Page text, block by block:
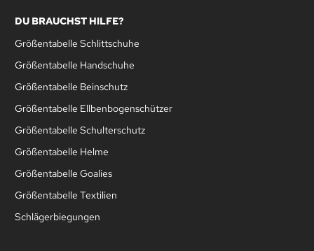
DU BRAUCHST HILFE?
Größentabelle Schlittschuhe
Größentabelle Handschuhe
Größentabelle Beinschutz
Größentabelle Ellbenbogenschützer
Größentabelle Schulterschutz
Größentabelle Helme
Größentabelle Goalies
Größentabelle Textilien
Schlägerbiegungen